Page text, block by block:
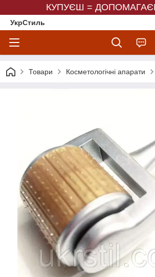
КУПУЄШ =
УкрСтиль
Товари Косметологічні апарати